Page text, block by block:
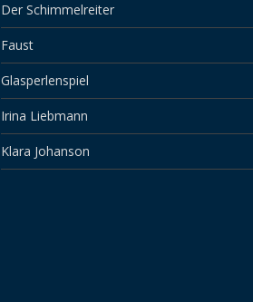
Der Schimmelreiter
Faust
Glasperlenspiel
Irina Liebmann
Klara Johanson